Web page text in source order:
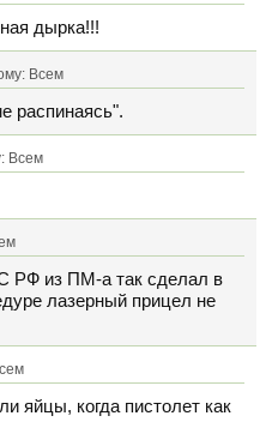
дырка!!!
Всем
распинаясь".
Всем
РФ из ПМ-а так сделал в
лазерный прицел не
яйцы, когда пистолет как